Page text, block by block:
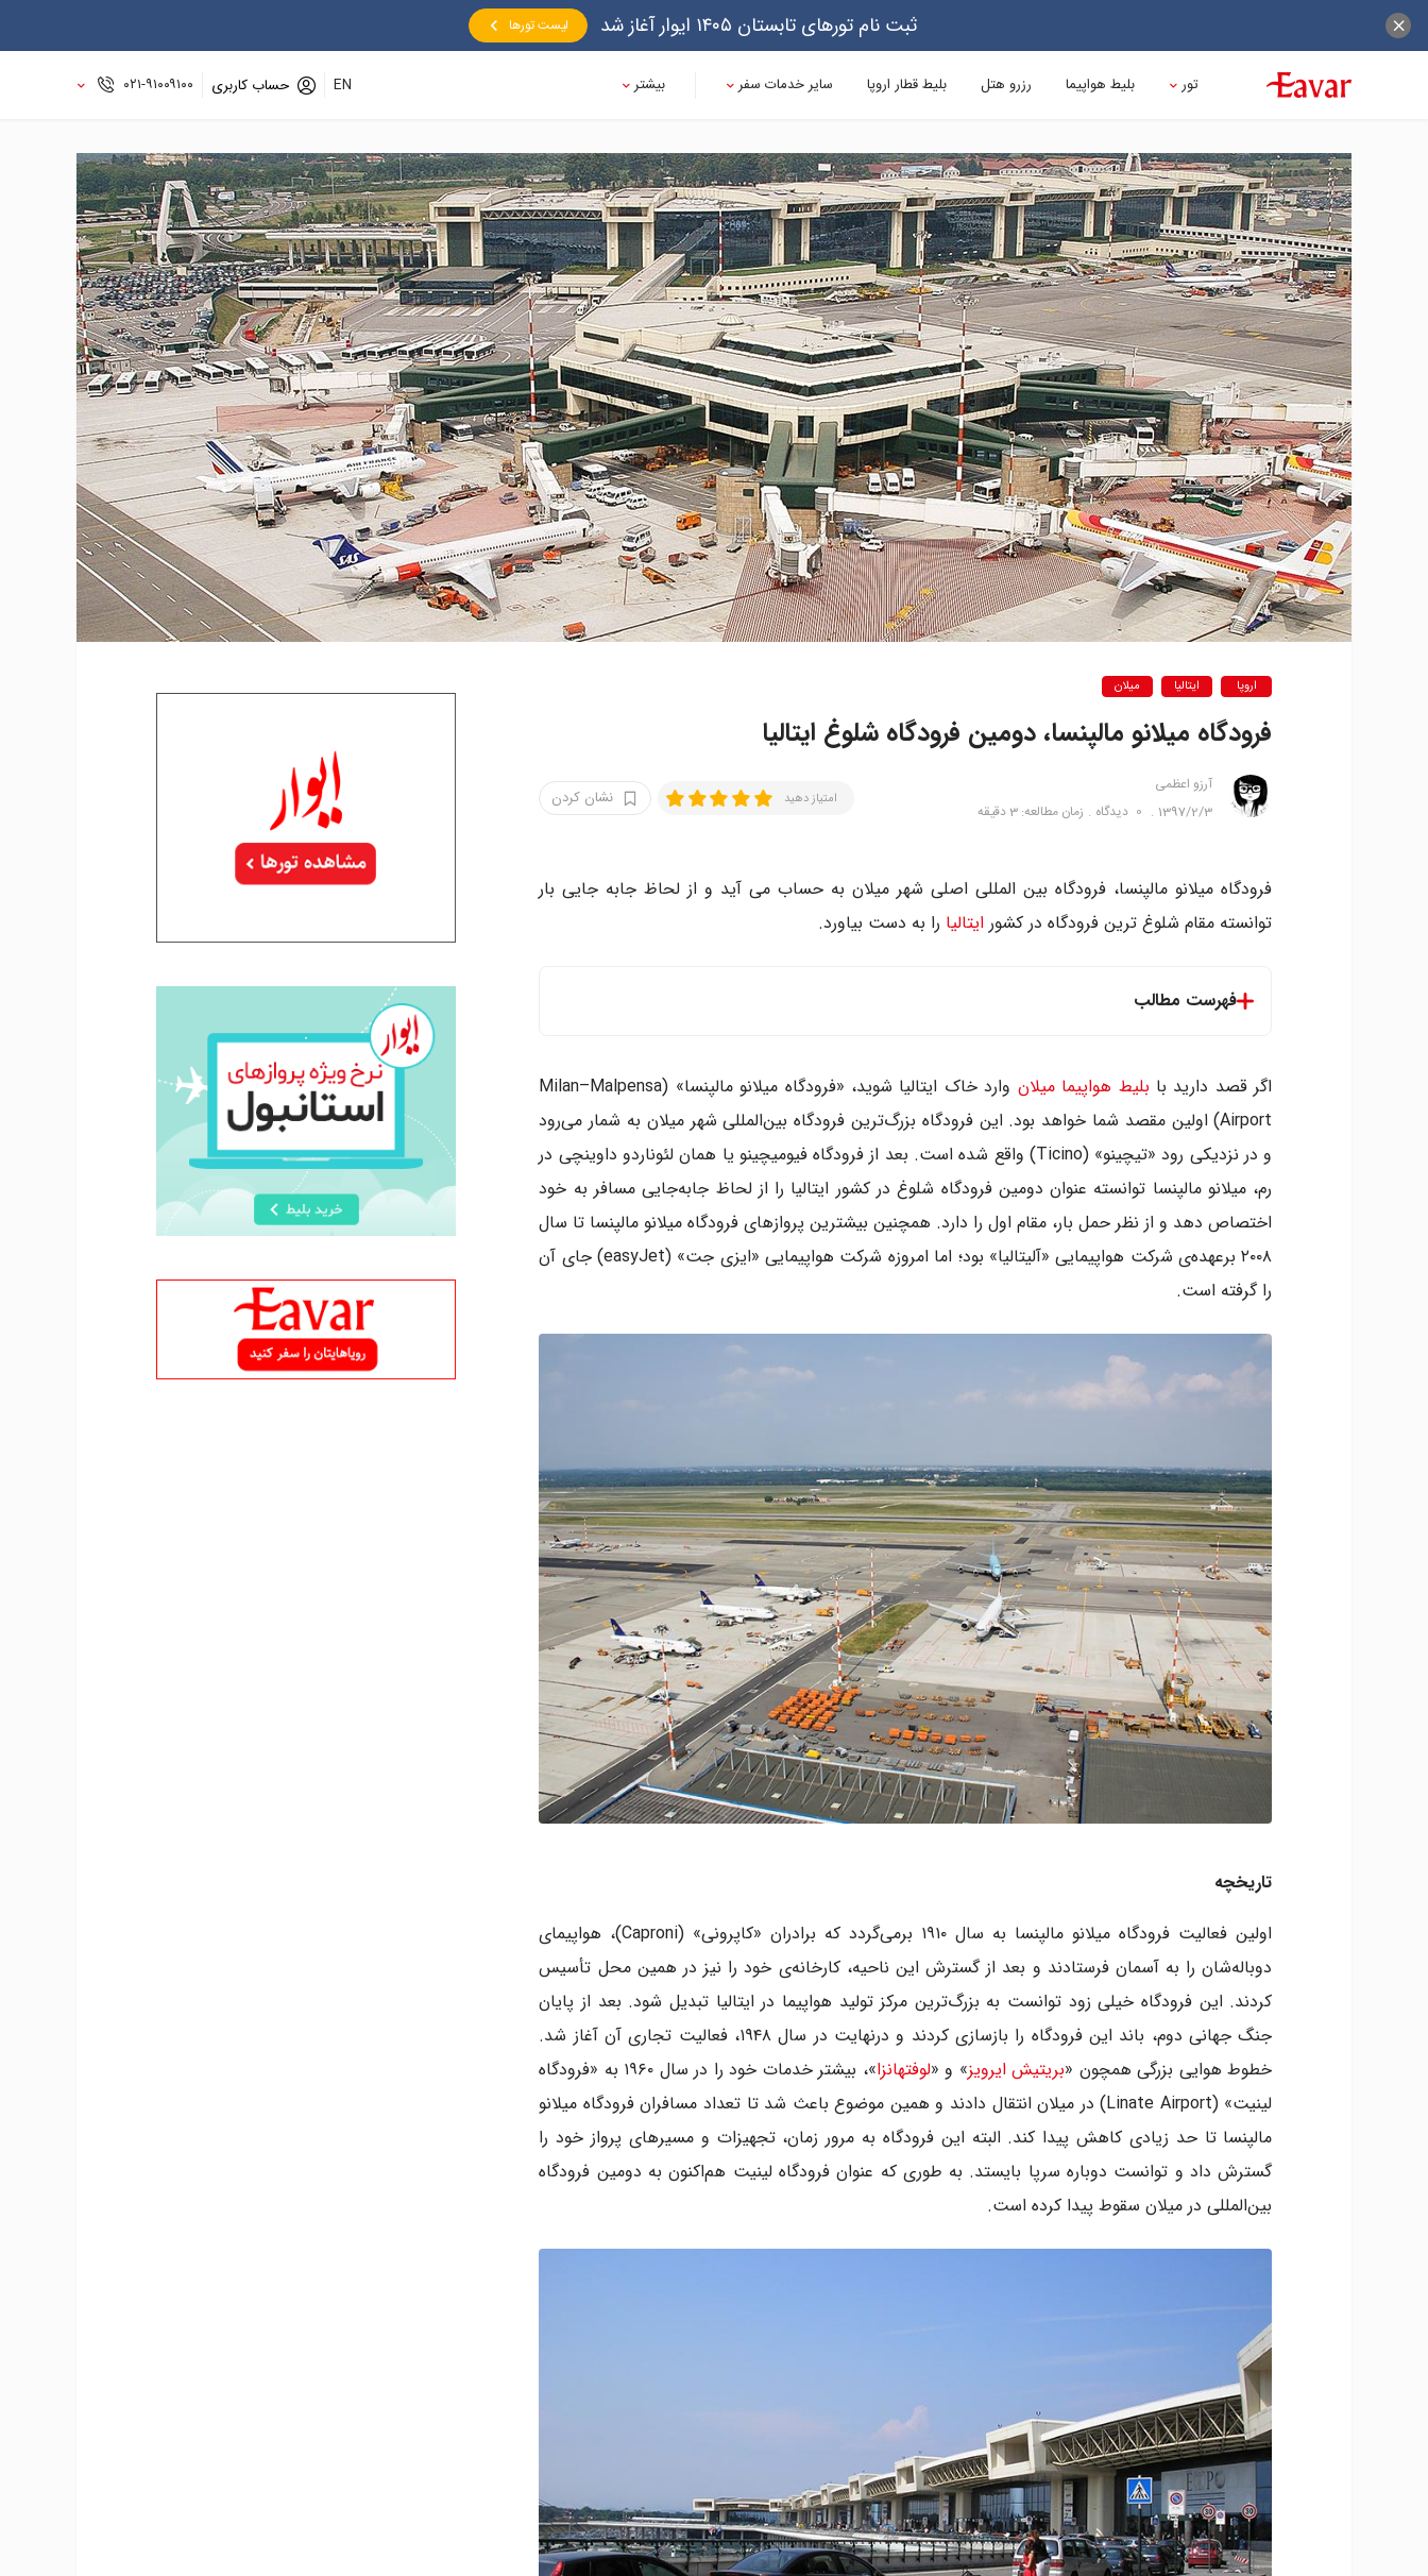
ثبت نام تورهای تابستان ۱۴۰۵ ایوار آغاز شد لیست تورها
تور بلیط هواپیما رزرو هتل بلیط قطار اروپا سایر خدمات سفر بیشتر EN حساب کاربری ۰۲۱-۹۱۰۰۹۱۰۰
اروپا ایتالیا میلان
فرودگاه میلانو مالپنسا، دومین فرودگاه شلوغ ایتالیا
آرزو اعظمی
1397/2/3
0 دیدگاه زمان مطالعه: 3 دقیقه
امتیاز دهید نشان کردن
فرودگاه میلانو مالپنسا، فرودگاه بین المللی اصلی شهر میلان به حساب می آید و از لحاظ جابه جایی بار
توانسته مقام شلوغ ترین فرودگاه در کشور ایتالیا را به دست بیاورد.
فهرست مطالب
ترمینال ها
دسترسی به مرکز شهر
اگر قصد دارید با بلیط هواپیما میلان
وارد خاک ایتالیا شوید، «فرودگاه میلانو مالپنسا» (Milan–Malpensa
Airport) اولین مقصد شما خواهد بود. این فرودگاه بزرگ‌ترین فرودگاه بین‌المللی شهر میلان به شمار می‌رود
و در نزدیکی رود «تیچینو» (Ticino) واقع شده است. بعد از فرودگاه فیومیچینو یا همان لئوناردو داوینچی در
رم، میلانو مالپنسا توانسته عنوان دومین فرودگاه شلوغ در کشور ایتالیا را از لحاظ جابه‌جایی مسافر به خود
اختصاص دهد و از نظر حمل بار، مقام اول را دارد. همچنین بیشترین پروازهای فرودگاه میلانو مالپنسا تا سال
۲۰۰۸ برعهده‌ی شرکت هواپیمایی «آلیتالیا» بود؛ اما امروزه شرکت هواپیمایی «ایزی جت» (easyJet) جای آن
را گرفته است.
تاریخچه
اولین فعالیت فرودگاه میلانو مالپنسا به سال ۱۹۱۰ برمی‌گردد که برادران «کاپرونی» (Caproni)، هواپیمای
دوباله‌شان را به آسمان فرستادند و بعد از گسترش این ناحیه، کارخانه‌ی خود را نیز در همین محل تأسیس
کردند. این فرودگاه خیلی زود توانست به بزرگ‌ترین مرکز تولید هواپیما در ایتالیا تبدیل شود. بعد از پایان
جنگ جهانی دوم، باند این فرودگاه را بازسازی کردند و درنهایت در سال ۱۹۴۸، فعالیت تجاری آن آغاز شد.
خطوط هوایی بزرگی همچون «بریتیش ایرویز» و «لوفتهانزا
»، بیشتر خدمات خود را در سال ۱۹۶۰ به «فرودگاه
لینیت» (Linate Airport) در میلان انتقال دادند و همین موضوع باعث شد تا تعداد مسافران فرودگاه میلانو
مالپنسا تا حد زیادی کاهش پیدا کند. البته این فرودگاه به مرور زمان، تجهیزات و مسیرهای پرواز خود را
گسترش داد و توانست دوباره سرپا بایستد. به طوری که عنوان فرودگاه لینیت هم‌اکنون به دومین فرودگاه
بین‌المللی در میلان سقوط پیدا کرده است.